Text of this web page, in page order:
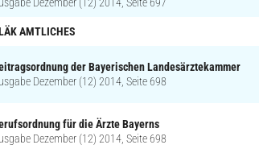
AMTLICHES
der Bayerischen Landesärztekammer
Dezember (12) 2014, Seite 698
für die Ärzte Bayerns
Dezember (12) 2014, Seite 698